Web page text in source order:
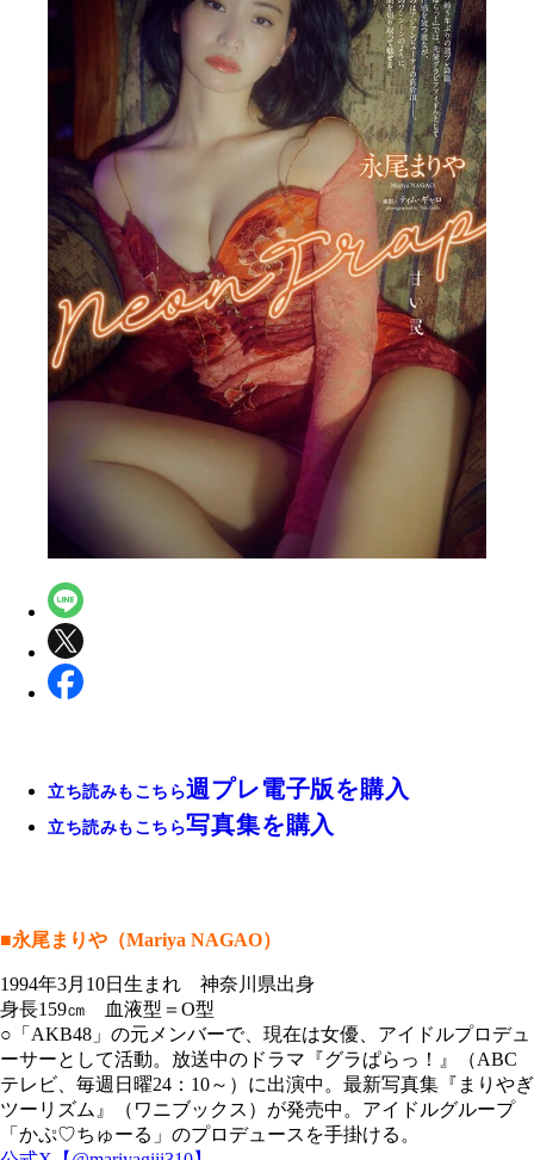
立ち読みもこちら週プレ電子版を購入
立ち読みもこちら写真集を購入
■永尾まりや（Mariya NAGAO）
1994年3月10日生まれ 神奈川県出身
身長159㎝ 血液型＝O型
○「AKB48」の元メンバーで、現在は女優、アイドルプロデュ
ーサーとして活動。放送中のドラマ『グラぱらっ！』（ABC
テレビ、毎週日曜24：10～）に出演中。最新写真集『まりやぎ
ツーリズム』（ワニブックス）が発売中。アイドルグループ
「かぷ♡ちゅーる」のプロデュースを手掛ける。